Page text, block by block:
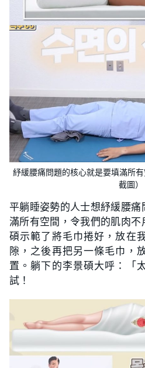
紓緩腰痛問題的核心就是要填滿所
截圖）
平躺睡姿勢的人士想紓緩腰
滿所有空間，令我們的肌肉
碩示範了將毛巾捲好，放在
隙，之後再把另一條毛巾，
置。躺下的李景碩大呼：「
試！